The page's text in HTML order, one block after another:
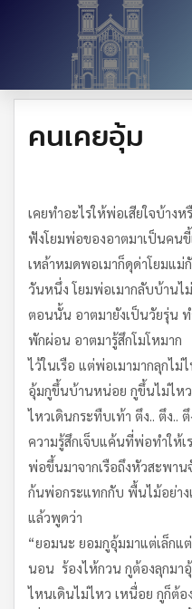
คนเคยอุ้ม
เคยทำอะไรให้พ่อเสียใจบ้างห
ฟังโยมพ่อของอาตมาเป็นคนขี้
เหล้าหมดพอเมาก็ดุด่าโยมแ
วันหนึ่ง โยมพ่อเมากลับบ้านไ
ตอนนั้น อาตมายังเป็นวัยรุ่น
พักผ่อน อาตมารู้สึกโมโหมา
ไว้ในเรือ แต่พ่อเมามากลุก
อุ้มกูขึ้นบ้านหน่อย กูขึ้น
ไหวเดินกระทืบเท้า ตึง.. ตึง..
ความรู้สึกเจ็บแค้นที่พ่อทำให้เ
พ่อขึ้นมาจากเรือถึงหัวสะพา
ก้นพ่อกระแทกกับ พื้นไม้อย่า
แล้วพูดว่า
“ยอมนะ ยอมกูอุ้มมาแต่เล็
นอน ร้องไห้กวน กูต้องลุกมา
ไหนเดินไม่ไหว เหนื่อย กูก็ต้